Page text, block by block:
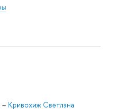
– Кривохиж Светлана